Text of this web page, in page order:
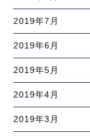
2019年7月
2019年6月
2019年5月
2019年4月
2019年3月